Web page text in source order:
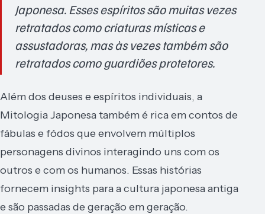
Japonesa. Esses espíritos são muitas vezes
retratados como criaturas místicas e
assustadoras, mas às vezes também são
retratados como guardiões protetores.
Além dos deuses e espíritos individuais, a
Mitologia Japonesa também é rica em contos de
fábulas e fódos que envolvem múltiplos
personagens divinos interagindo uns com os
outros e com os humanos. Essas histórias
fornecem insights para a cultura japonesa antiga
e são passadas de geração em geração.